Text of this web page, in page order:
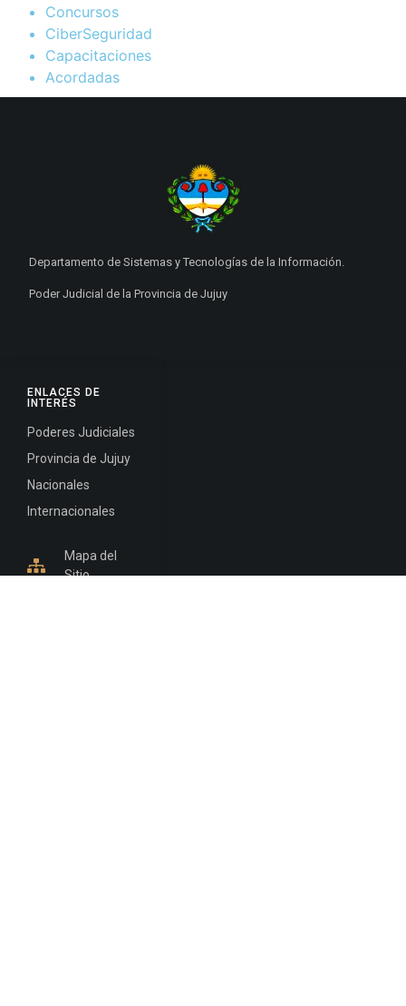
Concursos
CiberSeguridad
Capacitaciones
Acordadas
ENLACES DE
INTERÉS
Poderes Judiciales
Provincia de Jujuy
Nacionales
Internacionales
Mapa del
Sitio
Departamento de Sistemas y Tecnologías de la Información.
Poder Judicial de la Provincia de Jujuy